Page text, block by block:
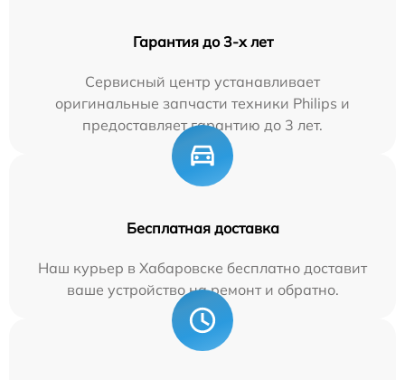
Гарантия до 3-х лет
Сервисный центр устанавливает
оригинальные запчасти техники Philips и
предоставляет гарантию до 3 лет.
Бесплатная доставка
Наш курьер в Хабаровске бесплатно доставит
ваше устройство на ремонт и обратно.